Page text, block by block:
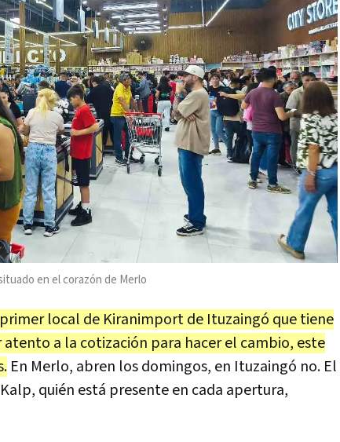
en el corazón de Merlo
local de Kiranimport de Ituzaingó que tiene
atento a la cotización para hacer el cambio, este
En Merlo, abren los domingos, en Ituzaingó no. El
quién está presente en cada apertura,